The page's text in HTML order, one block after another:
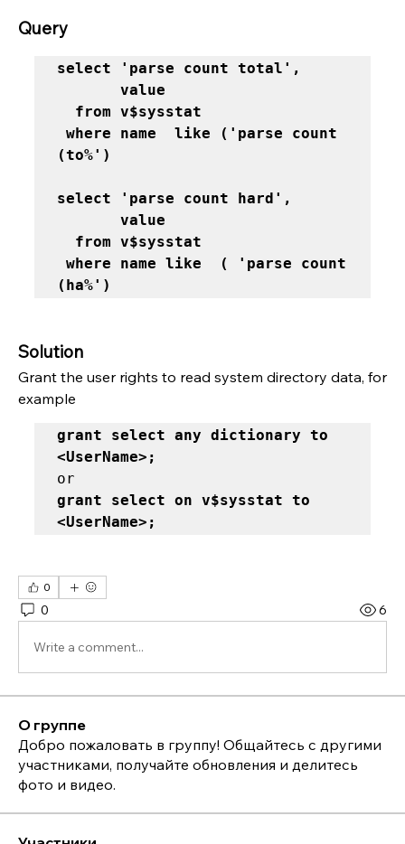
Query
select 'parse count total',
(to%')
select 'parse count hard',
(ha%')
Solution
Grant the user rights to read system directory data, for
example
grant select any dictionary to
<UserName>;
grant select on v$sysstat to
<UserName>;
0
0 6
Write a comment...
О группе
Добро пожаловать в группу! Общайтесь с другими
участниками, получайте обновления и делитесь
фото и видео.